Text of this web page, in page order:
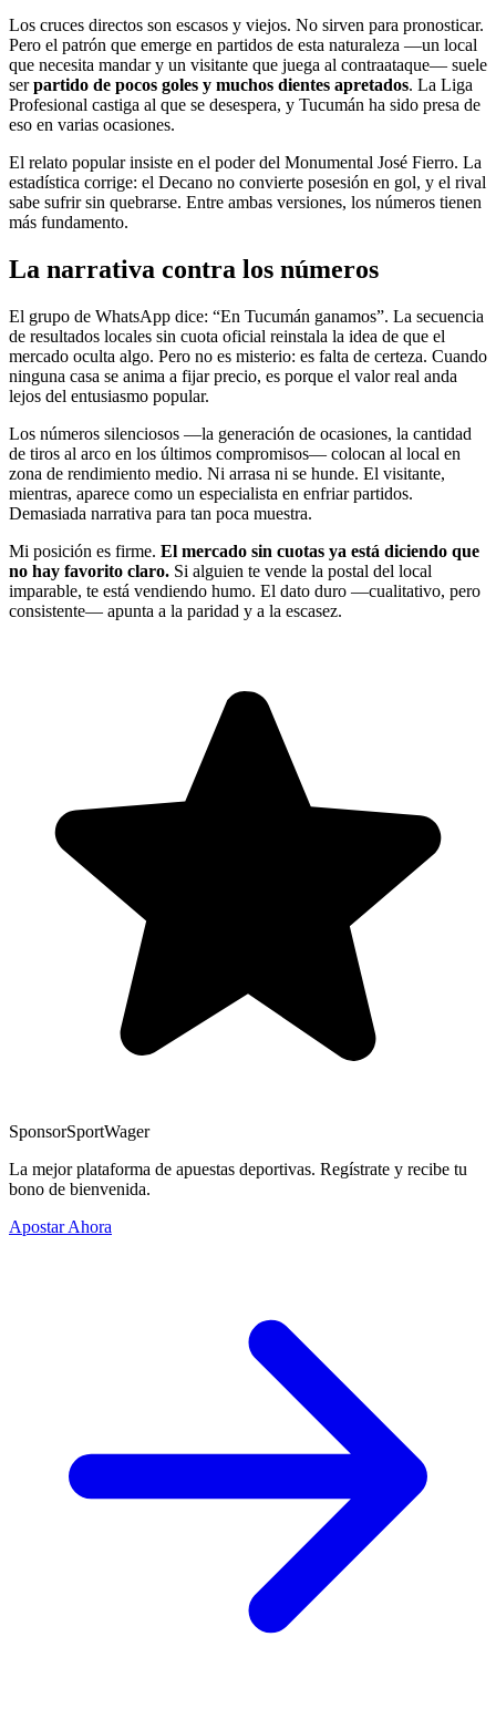
Los cruces directos son escasos y viejos. No sirven para pronosticar.
Pero el patrón que emerge en partidos de esta naturaleza —un local
que necesita mandar y un visitante que juega al contraataque— suele
serpartido de pocos goles y muchos dientes apretados. La Liga
Profesional castiga al que se desespera, y Tucumán ha sido presa de
eso en varias ocasiones.
El relato popular insiste en el poder del Monumental José Fierro. La
estadística corrige: el Decano no convierte posesión en gol, y el rival
sabe sufrir sin quebrarse. Entre ambas versiones, los números tienen
más fundamento.
La narrativa contra los números
El grupo de WhatsApp dice: “En Tucumán ganamos”. La secuencia
de resultados locales sin cuota oficial reinstala la idea de que el
mercado oculta algo. Pero no es misterio: es falta de certeza. Cuando
ninguna casa se anima a fijar precio, es porque el valor real anda
lejos del entusiasmo popular.
Los números silenciosos —la generación de ocasiones, la cantidad
de tiros al arco en los últimos compromisos— colocan al local en
zona de rendimiento medio. Ni arrasa ni se hunde. El visitante,
mientras, aparece como un especialista en enfriar partidos.
Demasiada narrativa para tan poca muestra.
Mi posición es firme. El mercado sin cuotas ya está diciendo que
no hay favorito claro. Si alguien te vende la postal del local
imparable, te está vendiendo humo. El dato duro —cualitativo, pero
consistente— apunta a la paridad y a la escasez.
SponsorSportWager
La mejor plataforma de apuestas deportivas. Regístrate y recibe tu
bono de bienvenida.
Apostar Ahora